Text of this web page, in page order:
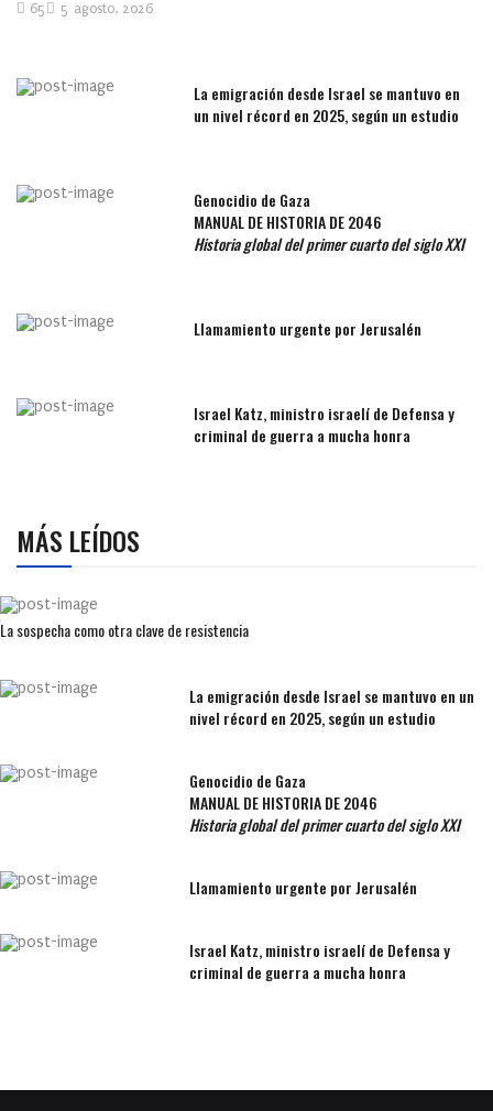
5 agosto, 2026
65
La emigración desde Israel se mantuvo en
un nivel récord en 2025, según un estudio
Genocidio de Gaza
MANUAL DE HISTORIA DE 2046
Historia global del primer cuarto del siglo XXI
Llamamiento urgente por Jerusalén
Israel Katz, ministro israelí de Defensa y
criminal de guerra a mucha honra
MÁS LEÍDOS
La sospecha como otra clave de resistencia
La emigración desde Israel se mantuvo en un
nivel récord en 2025, según un estudio
Genocidio de Gaza
MANUAL DE HISTORIA DE 2046
Historia global del primer cuarto del siglo XXI
Llamamiento urgente por Jerusalén
Israel Katz, ministro israelí de Defensa y
criminal de guerra a mucha honra